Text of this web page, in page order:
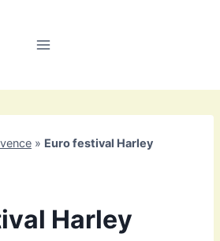
» Euro festival Harley
Harley